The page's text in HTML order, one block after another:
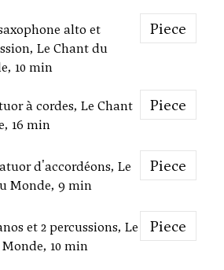
alto et
Le Chant du
10 min
Piece
à cordes, Le Chant
16 min
Piece
d'accordéons, Le
Monde, 9 min
Piece
et 2 percussions, Le
10 min
Piece